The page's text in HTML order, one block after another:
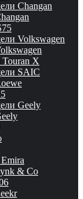
Changan
Volkswagen
Touran X
SAIC
Geely
& Co